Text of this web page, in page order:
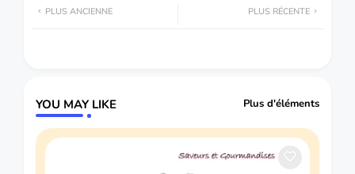
PLUS RÉCENTE
PLUS ANCIENNE
YOU MAY LIKE Plus d'éléments